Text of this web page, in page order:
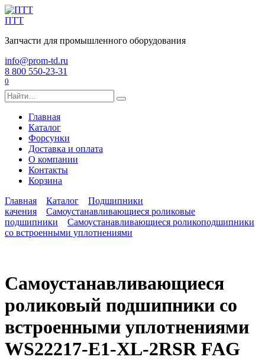
Перейти
к
ПТТ
Запчасти для промышленного оборудования
info@prom-td.ru
8 800 550-23-31
0
Search
for:
Главная
Каталог
Форсунки
Доставка и оплата
О компании
Контакты
Корзина
Главная
Каталог
Подшипники
качения
Самоустанавливающиеся роликовые
подшипники
Самоустанавливающиеся роликоподшипники
со встроенными уплотнениями
Самоустанавливающиеся
роликовый подшипники со
встроенными уплотнениями
WS22217-E1-XL-2RSR FAG